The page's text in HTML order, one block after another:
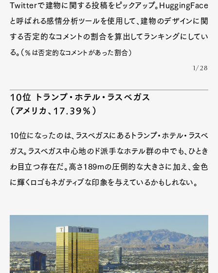
Twitterで建物に関する投稿をピックアップ。HuggingFace
と呼ばれる感情分析ツールを使用して、建物のデザインに関
する否定的なコメントの割合を算出してランキングにしてい
る。（ ％は否定的なコメントがあった割合）
1/28
10位 トランプ・ホテル・ラスベガス
（アメリカ、17.39％）
10位になったのは、ラスベガスにあるトランプ・ホテル・ラスベ
ガス。ラスベガス中心地のド派手なホテル群の中でも、ひとき
わ目立つ存在だ。高さ189mの圧倒的な大きさに加え、金色
に輝くロゴもネガティブな印象を与えているかもしれない。